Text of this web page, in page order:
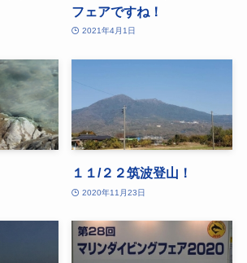
フェアですね！
2021年4月1日
１１/２２筑波登山！
2020年11月23日